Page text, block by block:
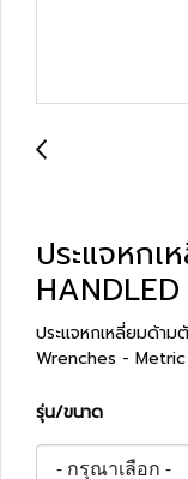
ประแจหก
ประแจหกเหลี่ยมด้า
Wrenches - Metric
รุ่น/ขนาด